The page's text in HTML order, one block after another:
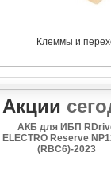
Клеммы и
Акции
АКБ для ИБП
ELECTRO Reserve
(RBC6)-2023